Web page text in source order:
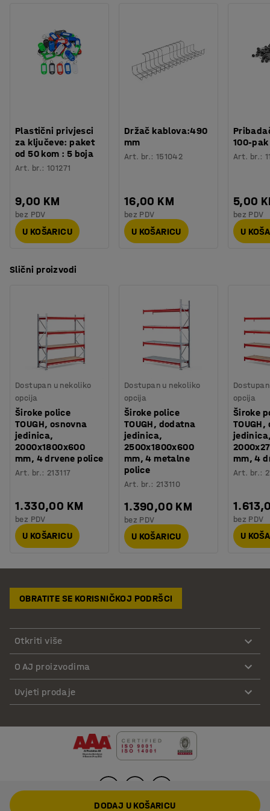
Plastični privjesci
za ključeve: paket
od 50 kom : 5 boja
Art. br.:101271
9,00 KM
bez PDV
U KOŠARICU
Držač kablova:490
mm
Art. br.: 151042
16,00 KM
bez PDV
U KOŠARICU
100-pak
Art. br.:
5,00
bez PDV
U
Slični proizvodi
Dostupan u nekoliko
opcija
Široke police
TOUGH, osnovna
jedinica,
2000x1800x600
mm, 4 drvene police
Art. br.: 213117
1.330,00 KM
bez PDV
U KOŠARICU
Dostupan u nekoliko
opcija
Široke police
TOUGH, dodatna
jedinica,
2500x1800x600
mm, 4 metalne
police
Art. br.: 213110
1.390,00 KM
bez PDV
U KOŠARICU
opcija
Široke
mm, 4
Art. br.:
bez PDV
U
OBRATITE SE KORISNIČKOJ PODRŠCI
Otkriti više
O AJ proizvodima
Uvjeti prodaje
DODAJ U KOŠARICU